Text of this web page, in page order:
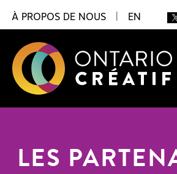
À PROPOS DE NOUS EN
LES